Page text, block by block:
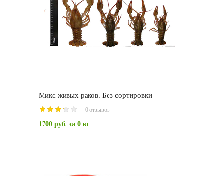
Микс живых раков. Без сортировки
0 отзывов
1700 руб. за 0 кг